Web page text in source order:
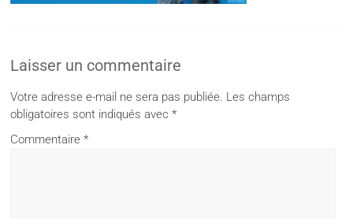
Laisser un commentaire
Votre adresse e-mail ne sera pas publiée. Les champs
obligatoires sont indiqués avec*
Commentaire*